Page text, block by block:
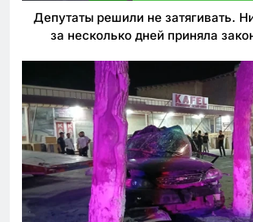
Депутаты решили не затягивать.
за несколько дней приняла